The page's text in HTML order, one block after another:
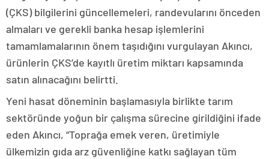
(ÇKS) bilgilerini güncellemeleri, randevularını önceden
almaları ve gerekli banka hesap işlemlerini
tamamlamalarının önem taşıdığını vurgulayan Akıncı,
ürünlerin ÇKS’de kayıtlı üretim miktarı kapsamında
satın alınacağını belirtti.
Yeni hasat döneminin başlamasıyla birlikte tarım
sektöründe yoğun bir çalışma sürecine girildiğini ifade
eden Akıncı, “Toprağa emek veren, üretimiyle
ülkemizin gıda arz güvenliğine katkı sağlayan tüm